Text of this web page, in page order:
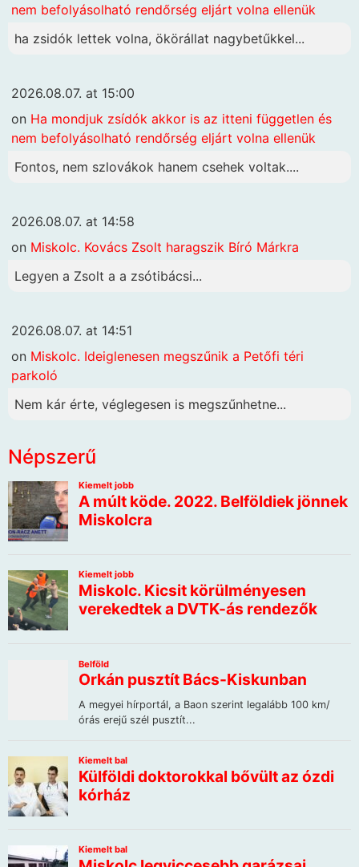
nem befolyásolható rendőrség eljárt volna ellenük
ha zsidók lettek volna, ökörállat nagybetűkkel...
2026.08.07. at 15:00
on Ha mondjuk zsídók akkor is az itteni független és
nem befolyásolható rendőrség eljárt volna ellenük
Fontos, nem szlovákok hanem csehek voltak....
2026.08.07. at 14:58
on Miskolc. Kovács Zsolt haragszik Bíró Márkra
Legyen a Zsolt a a zsótibácsi...
2026.08.07. at 14:51
on Miskolc. Ideiglenesen megszűnik a Petőfi téri
parkoló
Nem kár érte, véglegesen is megszűnhetne...
Népszerű